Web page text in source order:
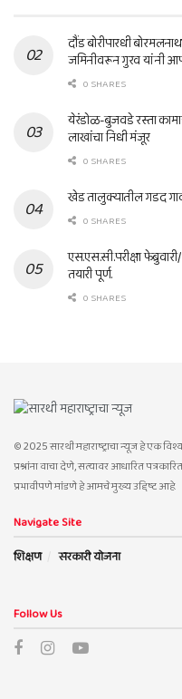
दौंड बोरीपारधी
जमिनीवरून गुरव यांनी
0 SHARES
येरंडोळ-बुजवडे रस्ता
लाखांचा निधी मंजूर
0 SHARES
खेड तालुक्यातील गडद
0 SHARES
एस.एस.सी.परीक्षा
तयारी पूर्ण.
0 SHARES
© 2025 सारथी महाराष्ट्राचा न्यूज हे एक
प्रश्नांना वाचा देणे, सत्यावर आधारित
प्रभावीपणे मांडणे हे आमचे मुख्य उद्दिष्ट आहे.
Navigate Site
शिक्षण
सरकारी योजना
Follow Us